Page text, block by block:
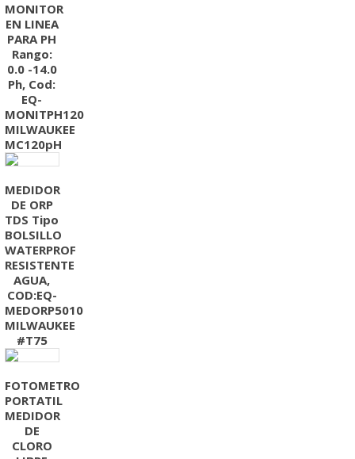
MONITOR
EN LINEA
PARA PH
Rango:
0.0 -14.0
Ph, Cod:
EQ-
MONITPH120
MILWAUKEE
MC120pH
MEDIDOR
DE ORP
TDS Tipo
BOLSILLO
WATERPROF
RESISTENTE
AGUA,
COD:EQ-
MEDORP5010
MILWAUKEE
#T75
FOTOMETRO
PORTATIL
MEDIDOR
DE
CLORO